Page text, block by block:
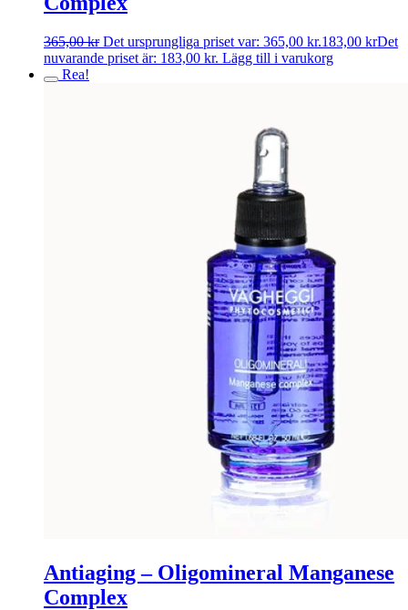
365,00kr Det ursprungliga priset var: 365,00 kr.183,00 krDet
nuvarande priset är: 183,00 kr. Lägg till i varukorg
Rea!
Antiaging – Oligomineral Manganese
Complex